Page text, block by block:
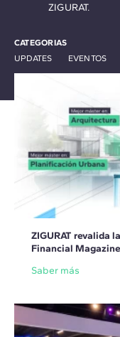
CATEGORIAS
UPDATES
EVENTOS
ZIGURAT.
ZIGURAT revalida
Financial Magazine
Saber más